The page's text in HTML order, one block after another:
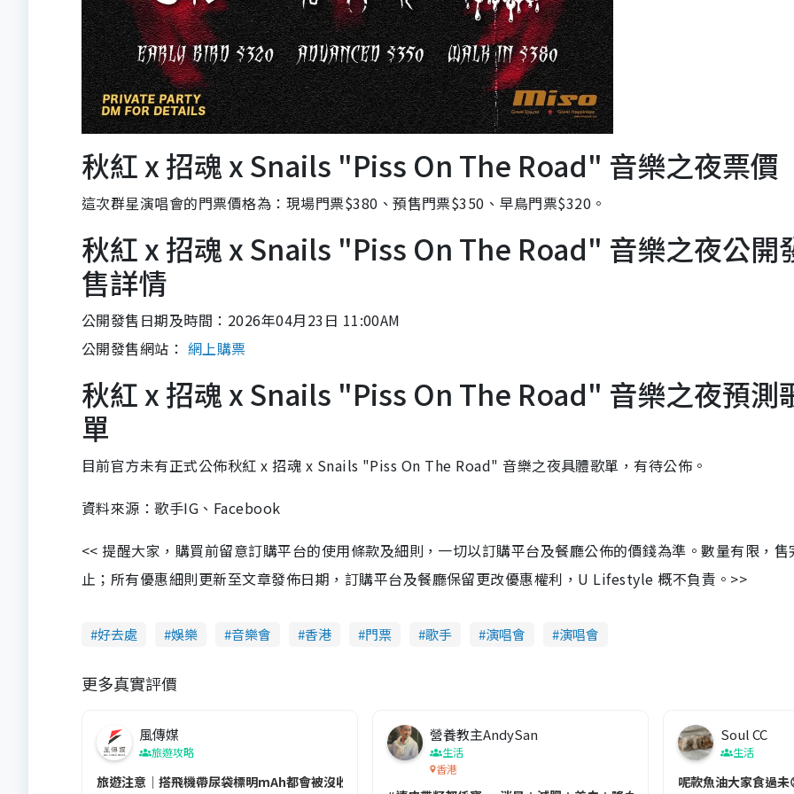
秋紅 x 招魂 x Snails "Piss On The Road" 音樂之夜票價
這次群星演唱會的門票價格為：現場門票$380、預售門票$350、早鳥門票$320。
秋紅 x 招魂 x Snails "Piss On The Road" 音樂之夜公開
售詳情
公開發售日期及時間：2026年04月23日 11:00AM
公開發售網站： 網上購票
秋紅 x 招魂 x Snails "Piss On The Road" 音樂之夜預測
單
目前官方未有正式公佈秋紅 x 招魂 x Snails "Piss On The Road" 音樂之夜具體歌單，有待公佈。
資料來源：歌手IG、Facebook
<< 提醒大家，購買前留意訂購平台的使用條款及細則，一切以訂購平台及餐廳公佈的價錢為準。數量有限，售
止；所有優惠細則更新至文章發佈日期，訂購平台及餐廳保留更改優惠權利，U Lifestyle 概不負責。>>
好去處 娛樂 音樂會 香港 門票 歌手 演唱會 演唱會
更多真實評價
風傳媒
旅遊攻略
旅遊注意｜搭飛機帶尿袋標明mAh都會被沒收😱出發前切記檢查「1標示」🚨
營養教主AndySan
生活
香港
Soul CC
生活
呢款魚油大家食過未